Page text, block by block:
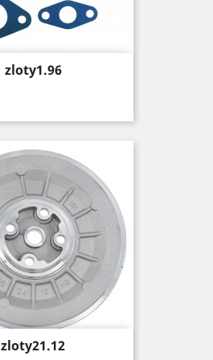
Price
zloty1.96
Price
zloty21.12